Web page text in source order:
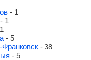
- 1
- 1
- 5
Франковск - 38
- 5